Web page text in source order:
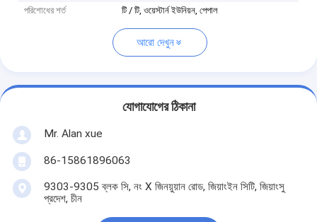
পরিশোধের শর্ত
টি / টি, ওয়েস্টার্ন ইউনিয়ন, পেপাল
আরো দেখুন
যোগাযোগের ঠিকানা
Mr. Alan xue
86-15861896063
9303-9305 ব্লক সি, নং X জিনয়ুয়ান রোড, জিয়াংইন সিটি, জিয়াংসু
প্রদেশ, চীন